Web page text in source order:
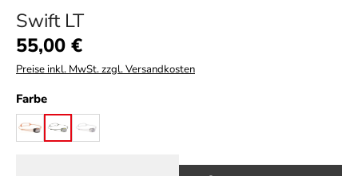
Swift LT
Regulärer Preis:
55,00 €
Preise inkl. MwSt. zzgl. Versandkosten
Farbeauswählen
blackdesert/green
white